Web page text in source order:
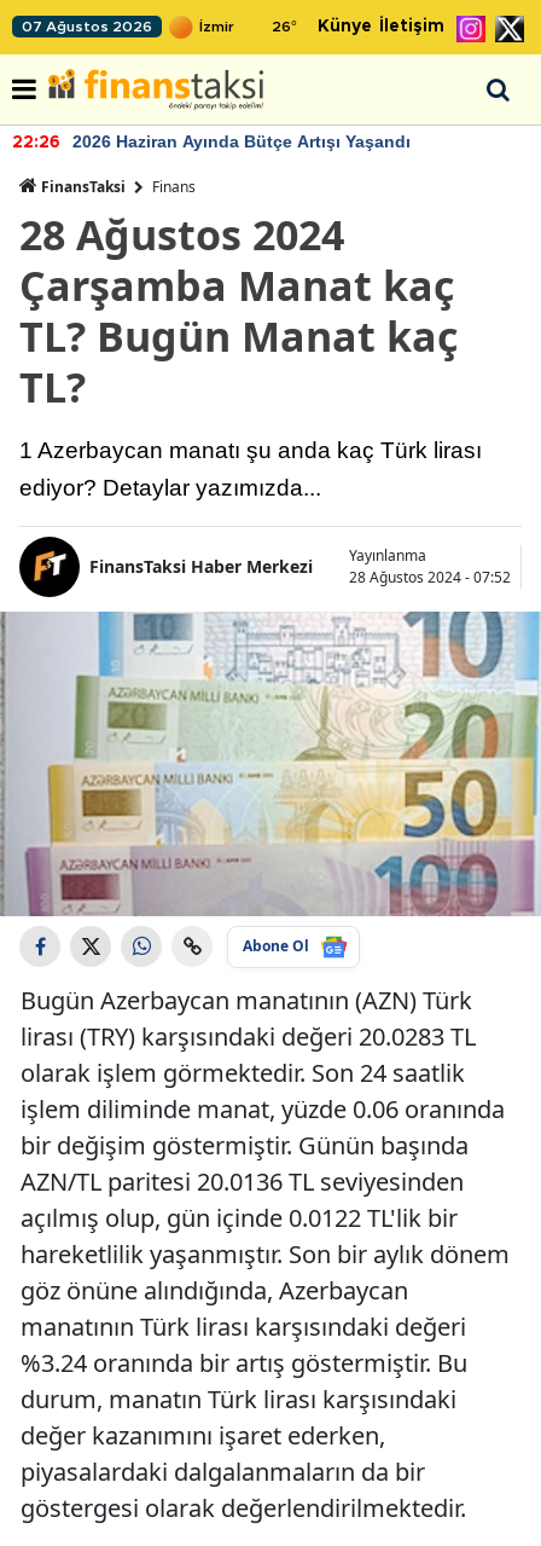
07 Ağustos 2026 26° Künye İletişim
22:26 2026 Haziran Ayında Bütçe Artışı Yaşandı
FinansTaksi Finans
28 Ağustos 2024
Çarşamba Manat kaç
TL? Bugün Manat kaç
TL?
1 Azerbaycan manatı şu anda kaç Türk lirası
ediyor? Detaylar yazımızda...
FinansTaksi Haber Merkezi
Yayınlanma
28 Ağustos 2024 - 07:52
Abone Ol
Bugün Azerbaycan manatının (AZN) Türk
lirası (TRY) karşısındaki değeri 20.0283 TL
olarak işlem görmektedir. Son 24 saatlik
işlem diliminde manat, yüzde 0.06 oranında
bir değişim göstermiştir. Günün başında
AZN/TL paritesi 20.0136 TL seviyesinden
açılmış olup, gün içinde 0.0122 TL'lik bir
hareketlilik yaşanmıştır. Son bir aylık dönem
göz önüne alındığında, Azerbaycan
manatının Türk lirası karşısındaki değeri
%3.24 oranında bir artış göstermiştir. Bu
durum, manatın Türk lirası karşısındaki
değer kazanımını işaret ederken,
piyasalardaki dalgalanmaların da bir
göstergesi olarak değerlendirilmektedir.